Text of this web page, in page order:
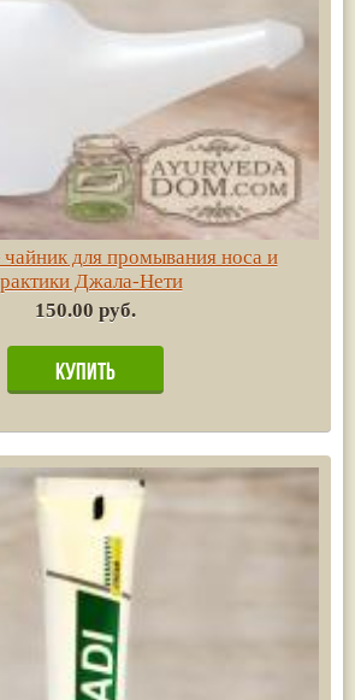
для промывания носа и
Джала-Нети
150.00 руб.